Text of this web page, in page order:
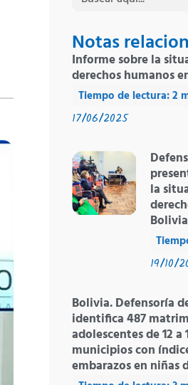
Notas
Informe sobre la
derechos humanos
17/06/2025
la
19/10/
Bolivia. Defensoría
identifica 487
adolescentes de 12 a
municipios con
embarazos en niñas